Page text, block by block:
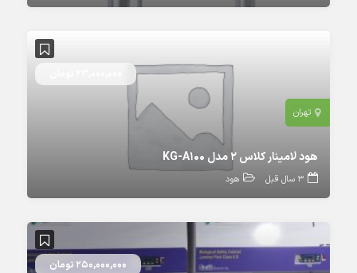
تهران
هود لامینار کلاس 2 مدل KG-A100
3 سال قبل هود
250,000,000 تومان